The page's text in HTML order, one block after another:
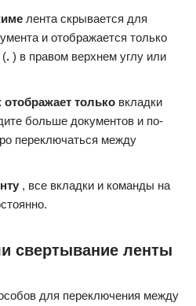
лента скрывается для
и отображается только
(. ) в правом верхнем углу или
только вкладки
больше документов и по-
переключаться между
, все вкладки и команды на
свертывание ленты
для переключения между